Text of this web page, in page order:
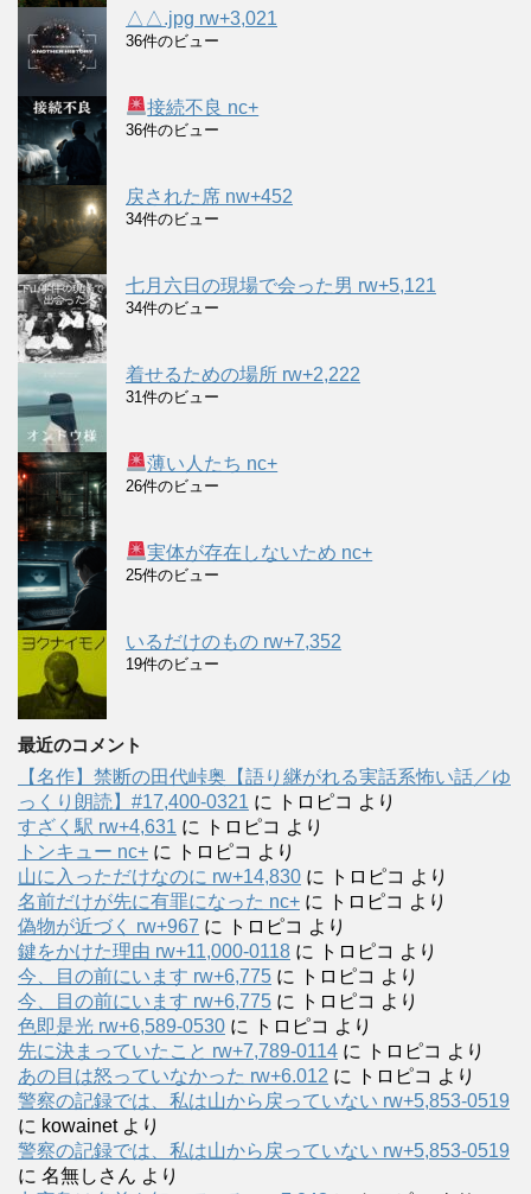
△△.jpg rw+3,021
36件のビュー
接続不良 nc+
36件のビュー
戻された席 nw+452
34件のビュー
七月六日の現場で会った男 rw+5,121
34件のビュー
着せるための場所 rw+2,222
31件のビュー
薄い人たち nc+
26件のビュー
実体が存在しないため nc+
25件のビュー
いるだけのもの rw+7,352
19件のビュー
最近のコメント
【名作】禁断の田代峠奥【語り継がれる実話系怖い話／ゆ
っくり朗読】#17,400-0321 に トロピコ より
すざく駅 rw+4,631 に トロピコ より
トンキュー nc+ に トロピコ より
山に入っただけなのに rw+14,830 に トロピコ より
名前だけが先に有罪になった nc+ に トロピコ より
偽物が近づく rw+967 に トロピコ より
鍵をかけた理由 rw+11,000-0118 に トロピコ より
今、目の前にいます rw+6,775 に トロピコ より
今、目の前にいます rw+6,775 に トロピコ より
色即是光 rw+6,589-0530 に トロピコ より
先に決まっていたこと rw+7,789-0114 に トロピコ より
あの目は怒っていなかった rw+6.012 に トロピコ より
警察の記録では、私は山から戻っていない rw+5,853-0519
に kowainetより
警察の記録では、私は山から戻っていない rw+5,853-0519
に 名無しさん より